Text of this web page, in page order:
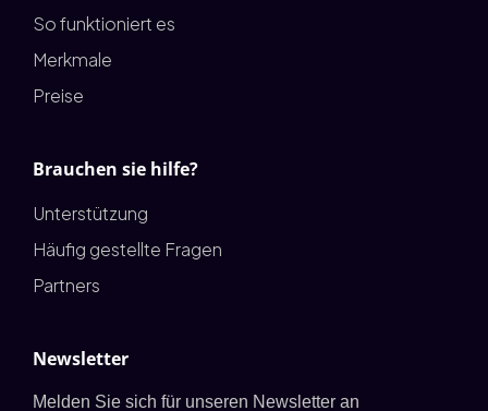
So funktioniert es
Merkmale
Preise
Brauchen sie hilfe?
Unterstützung
Häufig gestellte Fragen
Partners
Newsletter
Melden Sie sich für unseren Newsletter an